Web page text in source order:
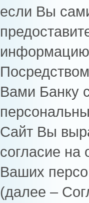
если Вы
информацию
Вами Банку
Сайт Вы
согласие на
Ваших
(далее –